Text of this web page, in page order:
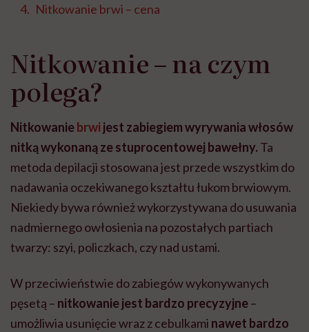
Nitkowanie brwi – cena
Nitkowanie – na czym
polega?
Nitkowaniebrwi jest zabiegiem wyrywania włosów
nitką wykonaną ze stuprocentowej bawełny. Ta
metoda depilacji stosowana jest przede wszystkim do
nadawania oczekiwanego kształtu łukom brwiowym.
Niekiedy bywa również wykorzystywana do usuwania
nadmiernego owłosienia na pozostałych partiach
twarzy: szyi, policzkach, czy nad ustami.
W przeciwieństwie do zabiegów wykonywanych
pęsetą – nitkowanie jest bardzo precyzyjne–
umożliwia usunięcie wraz z cebulkami nawet bardzo